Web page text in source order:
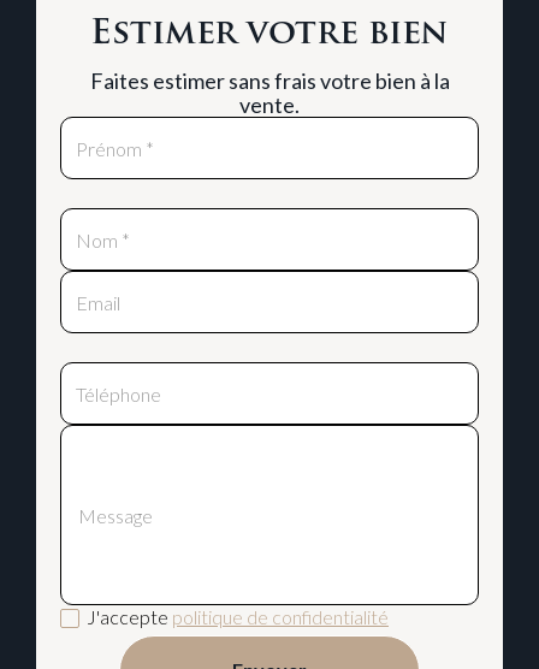
Estimer votre bien
Faites estimer sans frais votre bien à la
vente.
J'accepte politique de confidentialité